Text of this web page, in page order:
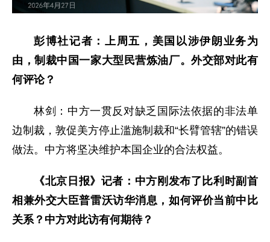
彭博社记者：上周五，美国以涉伊朗业务为
由，制裁中国一家大型民营炼油厂。外交部对此有
何评论？
林剑：中方一贯反对缺乏国际法依据的非法单
边制裁，敦促美方停止滥施制裁和“长臂管辖”的错误
做法。中方将坚决维护本国企业的合法权益。
《北京日报》记者：中方刚发布了比利时副首
相兼外交大臣普雷沃访华消息，如何评价当前中比
关系？中方对此访有何期待？